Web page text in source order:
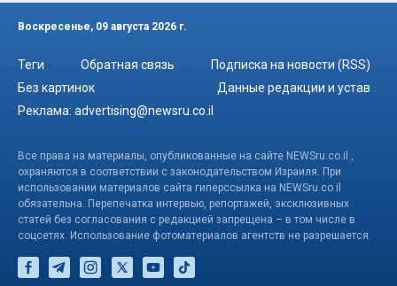
Воскресенье, 09 августа 2026 г.
Теги Обратная связь
Подписка на новости (RSS)
Без картинок
Данные редакции и устав
Реклама: advertising@newsru.co.il
Все права на материалы, опубликованные на сайте NEWSru.co.il ,
охраняются в соответствии с законодательством Израиля. При
использовании материалов сайта гиперссылка на NEWSru.co.il
обязательна. Перепечатка интервью, репортажей, эксклюзивных
статей без согласования с редакцией запрещена – в том числе в
соцсетях. Использование фотоматериалов агентств не разрешается.